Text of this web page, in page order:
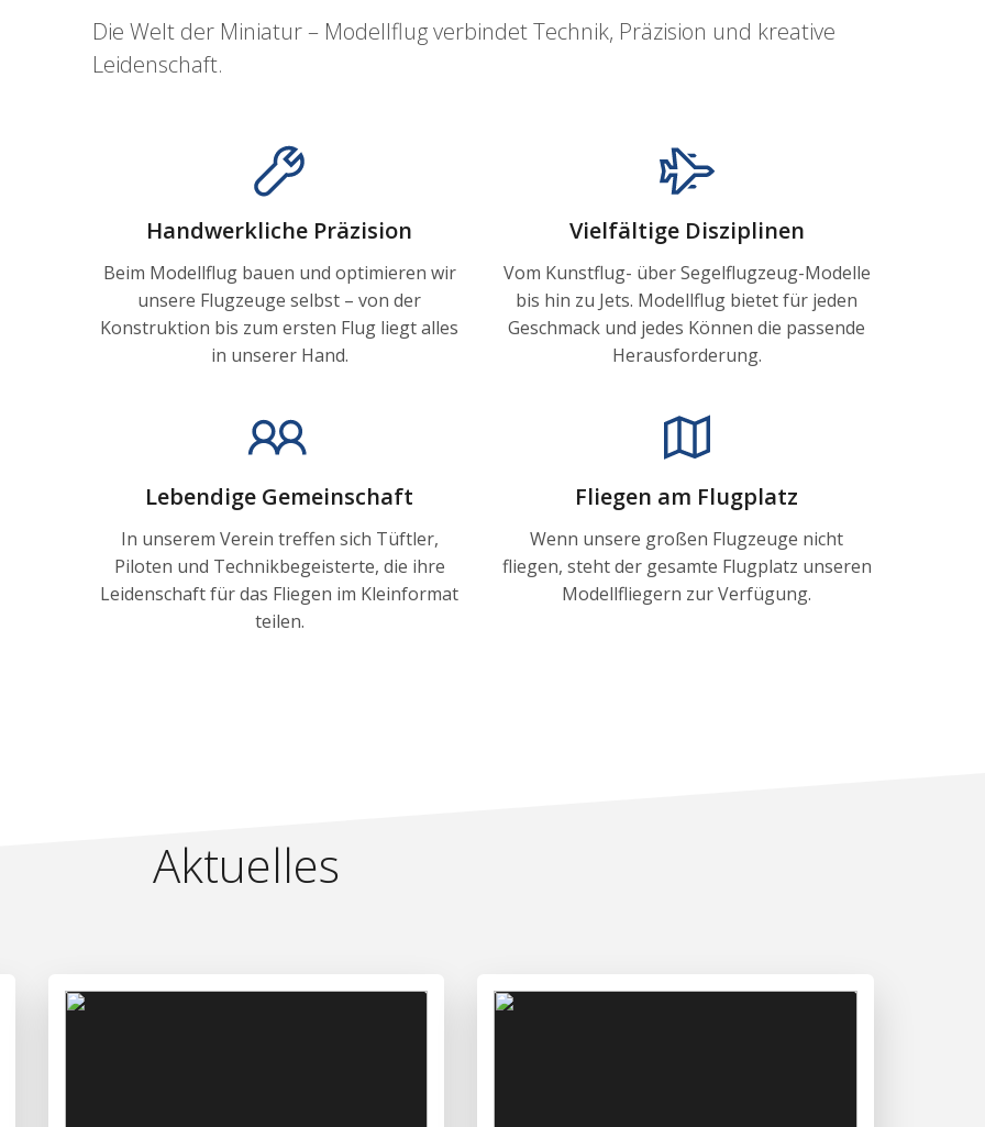
Die Welt der Miniatur – Modellflug verbindet Technik, Präzision und kreative
Leidenschaft.
Handwerkliche Präzision
Beim Modellflug bauen und optimieren wir
unsere Flugzeuge selbst – von der
Konstruktion bis zum ersten Flug liegt alles
in unserer Hand.
Vielfältige Disziplinen
Vom Kunstflug- über Segelflugzeug-Modelle
bis hin zu Jets. Modellflug bietet für jeden
Geschmack und jedes Können die passende
Herausforderung.
Lebendige Gemeinschaft
In unserem Verein treffen sich Tüftler,
Piloten und Technikbegeisterte, die ihre
Leidenschaft für das Fliegen im Kleinformat
teilen.
Fliegen am Flugplatz
Wenn unsere großen Flugzeuge nicht
fliegen, steht der gesamte Flugplatz unseren
Modellfliegern zur Verfügung.
Aktuelles